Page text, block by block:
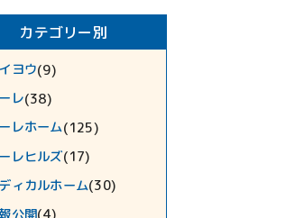
カテゴリー別
ヨウ(9)
レ(38)
レホーム(125)
レヒルズ(17)
ィカルホーム(30)
公開